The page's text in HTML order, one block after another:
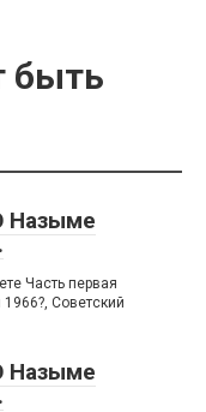
быть
Назыме
Часть первая
Советский
Назыме